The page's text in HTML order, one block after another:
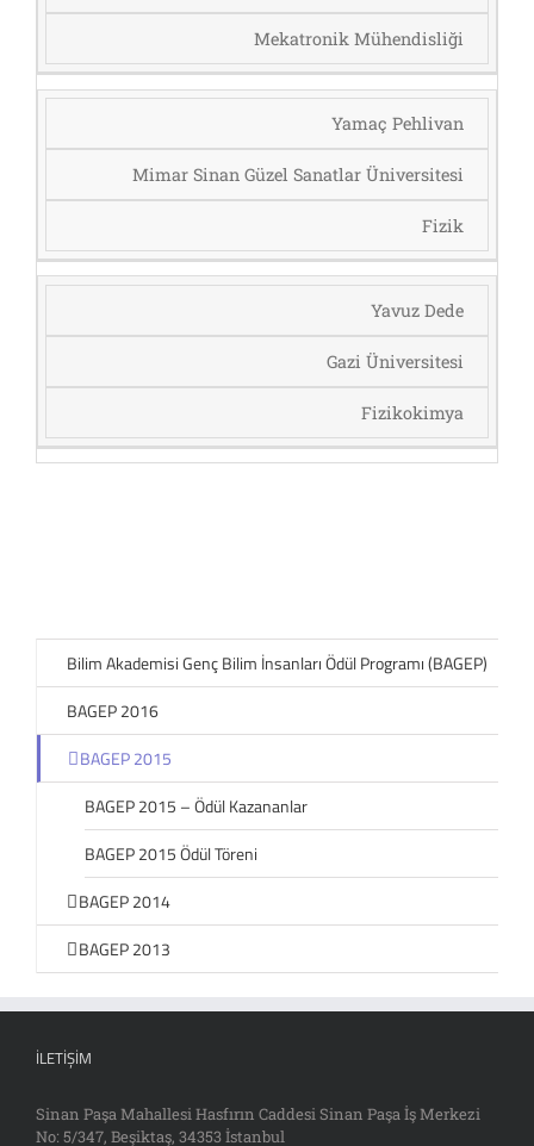
Mekatronik Mühendisliği
Yamaç Pehlivan
Mimar Sinan Güzel Sanatlar Üniversitesi
Fizik
Yavuz Dede
Gazi Üniversitesi
Fizikokimya
Bilim Akademisi Genç Bilim İnsanları Ödül Programı (BAGEP)
BAGEP 2016
BAGEP 2015
BAGEP 2015 – Ödül Kazananlar
BAGEP 2015 Ödül Töreni
BAGEP 2014
BAGEP 2013
İLETIŞIM
Sinan Paşa Mahallesi Hasfırın Caddesi Sinan Paşa İş Merkezi
No: 5/347, Beşiktaş, 34353 İstanbul